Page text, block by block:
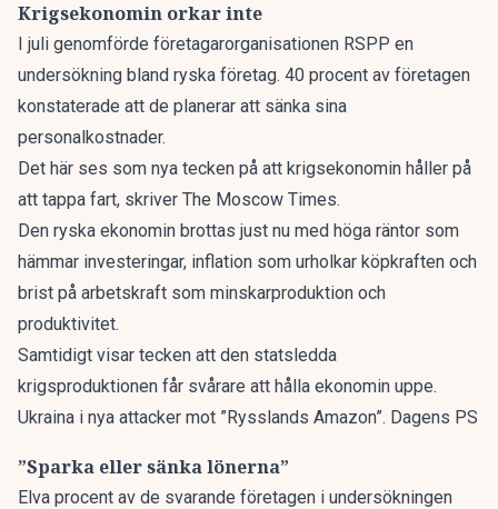
Krigsekonomin orkar inte
I juli genomförde företagarorganisationen RSPP en
undersökning bland ryska företag. 40 procent av företagen
konstaterade att de planerar att sänka sina
personalkostnader.
Det här ses som nya tecken på att krigsekonomin håller på
att tappa fart, skriver The Moscow Times.
Den ryska ekonomin brottas just nu med höga räntor som
hämmar investeringar, inflation som urholkar köpkraften och
brist på arbetskraft som minskarproduktion och
produktivitet.
Samtidigt visar tecken att den statsledda
krigsproduktionen får svårare att hålla ekonomin uppe.
Ukraina i nya attacker mot ”Rysslands Amazon”. Dagens PS
”Sparka eller sänka lönerna”
Elva procent av de svarande företagen i undersökningen